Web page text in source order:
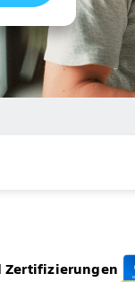
Zertifizierungen